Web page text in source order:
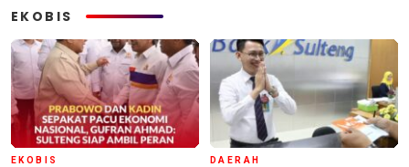
EKOBIS
EKOBIS DAERAH